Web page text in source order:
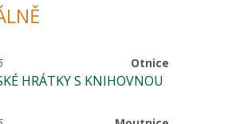
Otnice
HRÁTKY S KNIHOVNOU